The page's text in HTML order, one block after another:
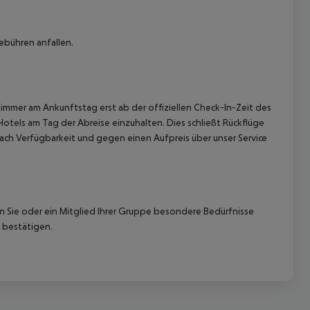
anfallen.
am Ankunftstag erst ab der offiziellen Check-In-Zeit des
am Tag der Abreise einzuhalten. Dies schließt Rückflüge
Verfügbarkeit und gegen einen Aufpreis über unser Service
oder ein Mitglied Ihrer Gruppe besondere Bedürfnisse
bestätigen.
akzeptieren